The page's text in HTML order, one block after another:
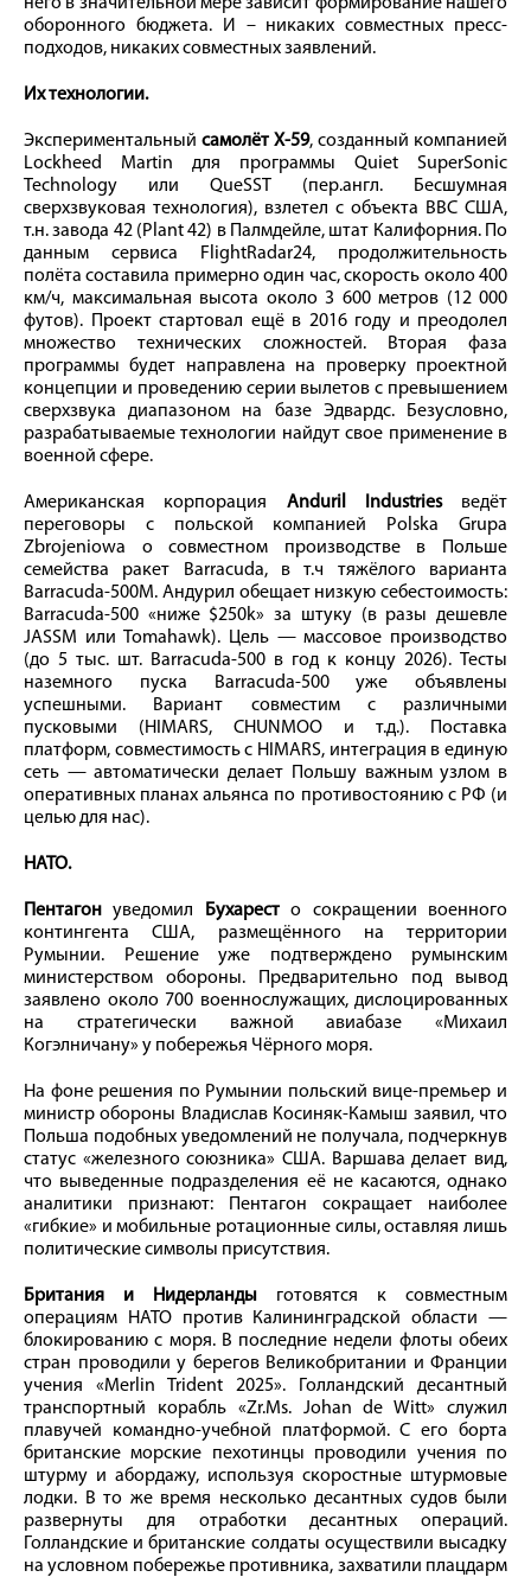
оборонного бюджета. И – никаких совместных пресс-
подходов, никаких совместных заявлений.
Их технологии.
Экспериментальный самолёт X-59, созданный компанией
Lockheed Martin для программы Quiet SuperSonic
Technology или QueSST (пер.англ. Бесшумная
сверхзвуковая технология), взлетел с объекта ВВС США,
т.н. завода 42 (Plant 42) в Палмдейле, штат Калифорния. По
данным сервиса FlightRadar24, продолжительность
полёта составила примерно один час, скорость около 400
км/ч, максимальная высота около 3 600 метров (12 000
футов). Проект стартовал ещё в 2016 году и преодолел
множество технических сложностей. Вторая фаза
программы будет направлена на проверку проектной
концепции и проведению серии вылетов с превышением
сверхзвука диапазоном на базе Эдвардс. Безусловно,
разрабатываемые технологии найдут свое применение в
военной сфере.
Американская корпорация Anduril Industriesведёт
переговоры с польской компанией Polska Grupa
Zbrojeniowa о совместном производстве в Польше
семейства ракет Barracuda, в т.ч тяжёлого варианта
Barracuda-500M. Андурил обещает низкую себестоимость:
Barracuda-500 «ниже $250k» за штуку (в разы дешевле
JASSM или Tomahawk). Цель — массовое производство
(до 5 тыс. шт. Barracuda-500 в год к концу 2026). Тесты
наземного пуска Barracuda-500 уже объявлены
успешными. Вариант совместим с различными
пусковыми (HIMARS, CHUNMOO и т.д.). Поставка
платформ, совместимость с HIMARS, интеграция в единую
сеть — автоматически делает Польшу важным узлом в
оперативных планах альянса по противостоянию с РФ (и
целью для нас).
НАТО.
Пентагон уведомил Бухаресто сокращении военного
контингента США, размещённого на территории
Румынии. Решение уже подтверждено румынским
министерством обороны. Предварительно под вывод
заявлено около 700 военнослужащих, дислоцированных
на стратегически важной авиабазе «Михаил
Когэлничану» у побережья Чёрного моря.
На фоне решения по Румынии польский вице-премьер и
министр обороны Владислав Косиняк-Камыш заявил, что
Польша подобных уведомлений не получала, подчеркнув
статус «железного союзника» США. Варшава делает вид,
что выведенные подразделения её не касаются, однако
аналитики признают: Пентагон сокращает наиболее
«гибкие» и мобильные ротационные силы, оставляя лишь
политические символы присутствия.
Британия и Нидерланды готовятся к совместным
операциям НАТО против Калининградской области —
блокированию с моря. В последние недели флоты обеих
стран проводили у берегов Великобритании и Франции
учения «Merlin Trident 2025». Голландский десантный
транспортный корабль «Zr.Ms. Johan de Witt» служил
плавучей командно-учебной платформой. С его борта
британские морские пехотинцы проводили учения по
штурму и абордажу, используя скоростные штурмовые
лодки. В то же время несколько десантных судов были
развернуты для отработки десантных операций.
Голландские и британские солдаты осуществили высадку
на условном побережье противника, захватили плацдарм